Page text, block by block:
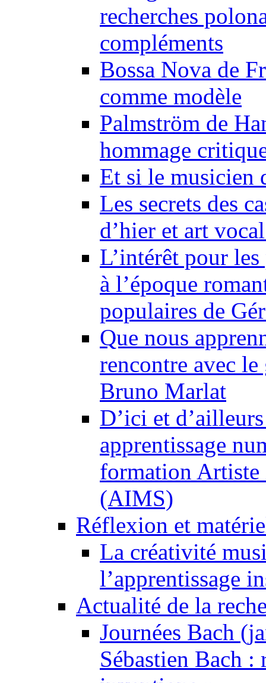
recherches
compléments
Bossa Nova de
comme modèle
Palmström de
hommage
Et si le musicien
Les secrets des
d’hier et art
L’intérêt pour
à l’époque
populaires de
Que nous
rencontre avec
Bruno Marlat
D’ici et
apprentissage
formation Artiste
(AIMS)
Réflexion et
La créativité
l’apprentissage
Actualité de la
Journées Bach
Sébastien Bach :